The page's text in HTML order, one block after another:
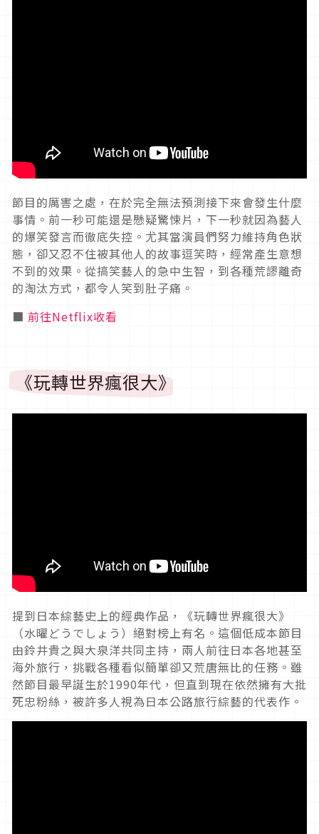
節目的厲害之處，在於完全無法預測接下來會發生什麼
事情。前一秒可能還是懸疑驚悚片，下一秒就因為藝人
的爆笑發言而徹底失控。尤其當演員們努力維持角色狀
態，卻又忍不住被其他人的故事逗笑時，經常產生意想
不到的效果。從搞笑藝人的急中生智，到各種荒謬離奇
的淘汰方式，都令人笑到肚子痛。
■ 前往Netflix收看
《玩轉世界瘋很大》
提到日本綜藝史上的經典作品，《玩轉世界瘋很大》
（水曜どうでしょう）絕對榜上有名。這個低成本節目
由鈴井貴之與大泉洋共同主持，兩人前往日本各地甚至
海外旅行，挑戰各種看似簡單卻又荒唐無比的任務。雖
然節目最早誕生於1990年代，但直到現在依然擁有大批
死忠粉絲，被許多人視為日本公路旅行綜藝的代表作。